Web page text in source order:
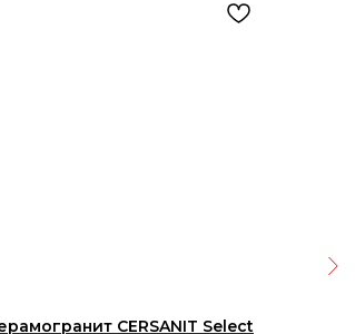
CERSANIT Select